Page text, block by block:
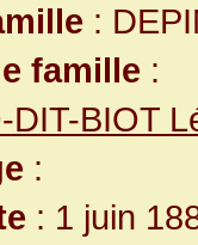
:
famille :
DIT-BIOT
:
: 1 juin